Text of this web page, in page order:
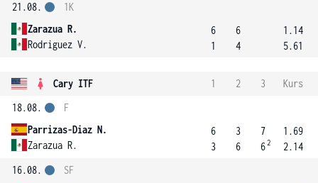
21.08.
Zarazua R.
Rodriguez V.
1K
6
1
6
4
1.14
5.61
Cary ITF 1 2 3
Kurs
18.08.
Parrizas-Diaz N.
Zarazua R.
F
6
3
3
6
7
62
1.69
2.14
16.08.
SF